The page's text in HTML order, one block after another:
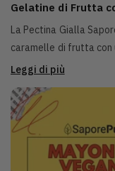
Gelatine di Frutta
La Pectina Gialla
caramelle di frutta con
Leggi di più